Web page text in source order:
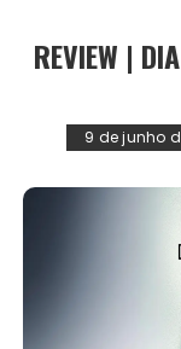
REVIEW |
9 de junho